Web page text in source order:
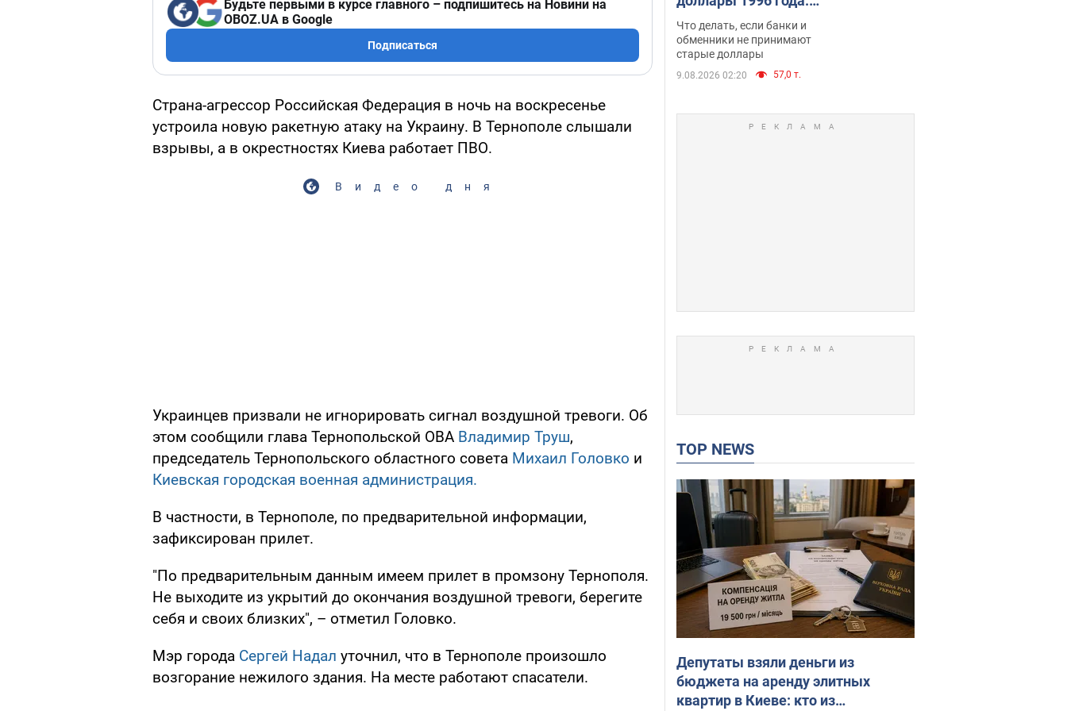
Будьте первыми в курсе главного – подпишитесь на Новини на
OBOZ.UA в Google
Подписаться
Страна-агрессор Российская Федерация в ночь на воскресенье
устроила новую ракетную атаку на Украину. В Тернополе слышали
взрывы, а в окрестностях Киева работает ПВО.
Видео дня
Украинцев призвали не игнорировать сигнал воздушной тревоги. Об
этом сообщили глава Тернопольской ОВА Владимир Труш,
председатель Тернопольского областного совета Михаил Головко и
Киевская городская военная администрация.
В частности, в Тернополе, по предварительной информации,
зафиксирован прилет.
"По предварительным данным имеем прилет в промзону Тернополя.
Не выходите из укрытий до окончания воздушной тревоги, берегите
себя и своих близких", – отметил Головко.
Мэр города Сергей Надал уточнил, что в Тернополе произошло
возгорание нежилого здания. На месте работают спасатели.
принимают ли
обменники и банки
такие купюры
Что делать, если банки и
обменники не принимают
старые доллары
9.08.2026 02:20 57,0 т.
TOP NEWS
Депутаты взяли деньги из
бюджета на аренду элитных
квартир в Киеве: кто из